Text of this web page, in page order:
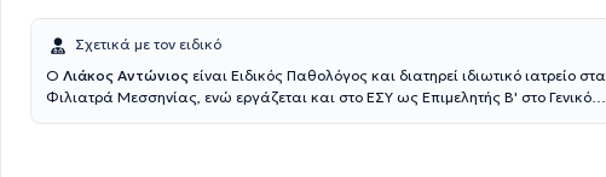
Σχετικά με τον ειδικό
Ο Λιάκος Αντώνιος είναι Ειδικός Παθολόγος και διατηρεί ιδιωτικό ιατρείο στα
Φιλιατρά Μεσσηνίας, ενώ εργάζεται και στο ΕΣΥ ως Επιμελητής Β' στο Γενικό